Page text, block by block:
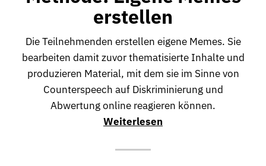
erstellen
Die Teilnehmenden erstellen eigene Memes. Sie
bearbeiten damit zuvor thematisierte Inhalte und
produzieren Material, mit dem sie im Sinne von
Counterspeech auf Diskriminierung und
Abwertung online reagieren können.
Weiterlesen